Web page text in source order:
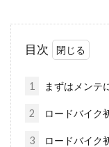
目次
1 まずはメンテ
2 ロードバイク
3 ロードバイク